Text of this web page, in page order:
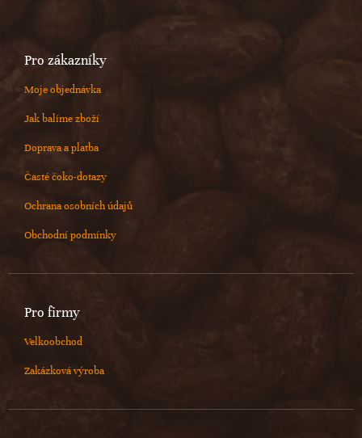
Pro zákazníky
Moje objednávka
Jak balíme zboží
Doprava a platba
Časté čoko-dotazy
Ochrana osobních údajů
Obchodní podmínky
Pro firmy
Velkoobchod
Zakázková výroba